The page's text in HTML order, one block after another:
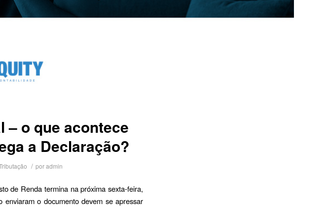
– o que acontece
a Declaração?
/ poradmin
de Renda termina na próxima sexta-feira,
o documento devem se apressar